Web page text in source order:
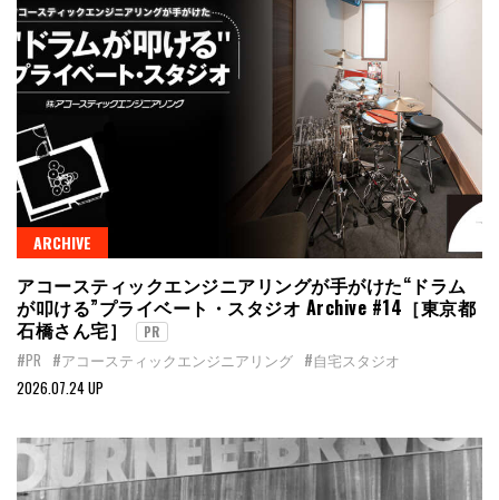
ARCHIVE
アコースティックエンジニアリングが手がけた“ドラム
が叩ける”プライベート・スタジオ Archive #14［東京都
石橋さん宅］
PR
#PR #アコースティックエンジニアリング #自宅スタジオ
2026.07.24 UP